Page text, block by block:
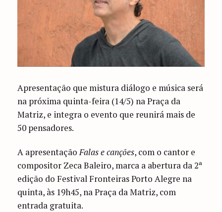
Apresentação que mistura diálogo e música será
na próxima quinta-feira (14/5) na Praça da
Matriz, e integra o evento que reunirá mais de
50 pensadores.
A apresentaçãoFalas e canções, com o cantor e
compositor Zeca Baleiro, marca a abertura da 2ª
edição do Festival Fronteiras Porto Alegre na
quinta, às 19h45, na Praça da Matriz, com
entrada gratuita.